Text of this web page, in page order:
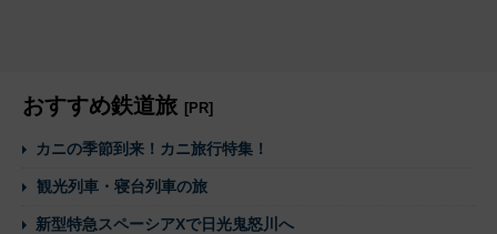
おすすめ鉄道旅 [PR]
カニの季節到来！カニ旅行特集！
観光列車・寝台列車の旅
新型特急スペーシアXで日光鬼怒川へ